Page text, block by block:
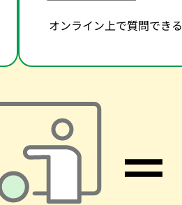
オンライン上で質問できる